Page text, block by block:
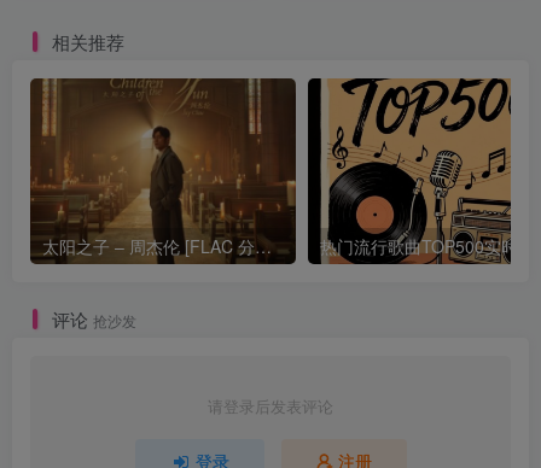
相关推荐
太阳之子 – 周杰伦 [FLAC 分轨 192Khz 24bit]
评论 抢沙发
请登录后发表评论
登录 注册